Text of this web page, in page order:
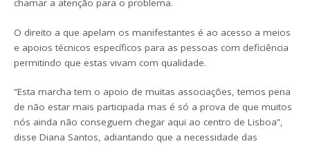
chamar a atenção para o problema.
O direito a que apelam os manifestantes é ao acesso a meios
e apoios técnicos específicos para as pessoas com deficiência
permitindo que estas vivam com qualidade.
“Esta marcha tem o apoio de muitas associações, temos pena
de não estar mais participada mas é só a prova de que muitos
nós ainda não conseguem chegar aqui ao centro de Lisboa”,
disse Diana Santos, adiantando que a necessidade das